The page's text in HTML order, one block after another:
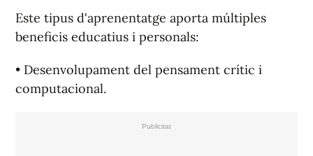
Este tipus d'aprenentatge aporta múltiples
beneficis educatius i personals:
• Desenvolupament del pensament crític i
computacional.